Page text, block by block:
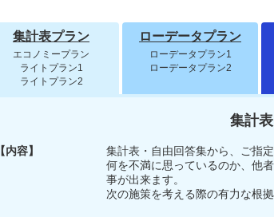
集計表プラン
エコノミープラン
ライトプラン1
ライトプラン2
ローデータプラン
ローデータプラン1
ローデータプラン2
集計
【内容】
集計表・自由回答集から、ご指
何を不満に思っているのか、他
事が出来ます。
次の施策を考える際の有力な根